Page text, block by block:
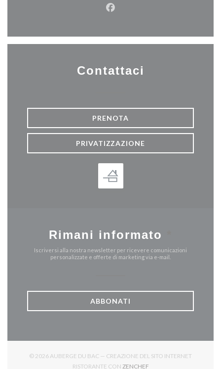
Facebook ((apre una nuova
Contattaci
PRENOTA
PRIVATIZZAZIONE
Rimani informato
Iscriversi alla nostra newsletter per ricevere comunicazioni
personalizzate e offerte di marketing via e-mail.
ABBONATI
© 2026 AUBERGE DU BAC — CREAZIONE DEL SITO INTERNET
RISTORANTE CON ZENCHEF((APRE UNA NUOVA